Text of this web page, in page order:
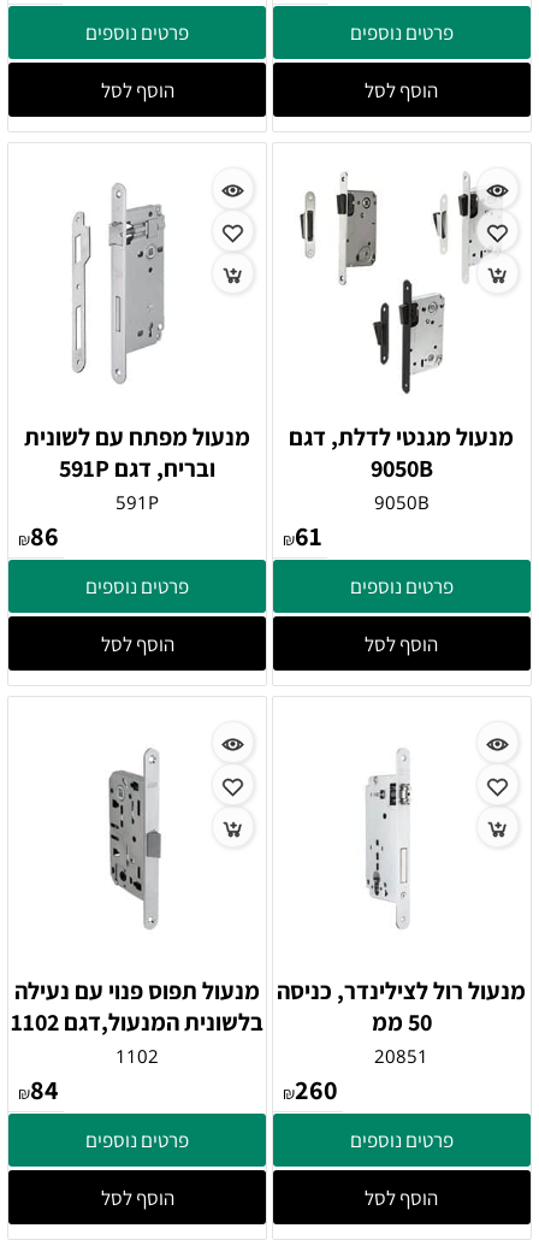
פרטים נוספים
הוסף לסל
פרטים נוספים
הוסף לסל
מנעול מגנטי לדלת, דגם
9050B
9050B
₪61
פרטים נוספים
הוסף לסל
מנעול מפתח עם לשונית
ובריח, דגם 591P
591P
₪86
פרטים נוספים
הוסף לסל
מנעול רול לצילינדר, כניסה
50 ממ
20851
₪260
פרטים נוספים
הוסף לסל
מנעול תפוס פנוי עם נעילה
בלשונית המנעול,דגם 1102
1102
₪84
פרטים נוספים
הוסף לסל